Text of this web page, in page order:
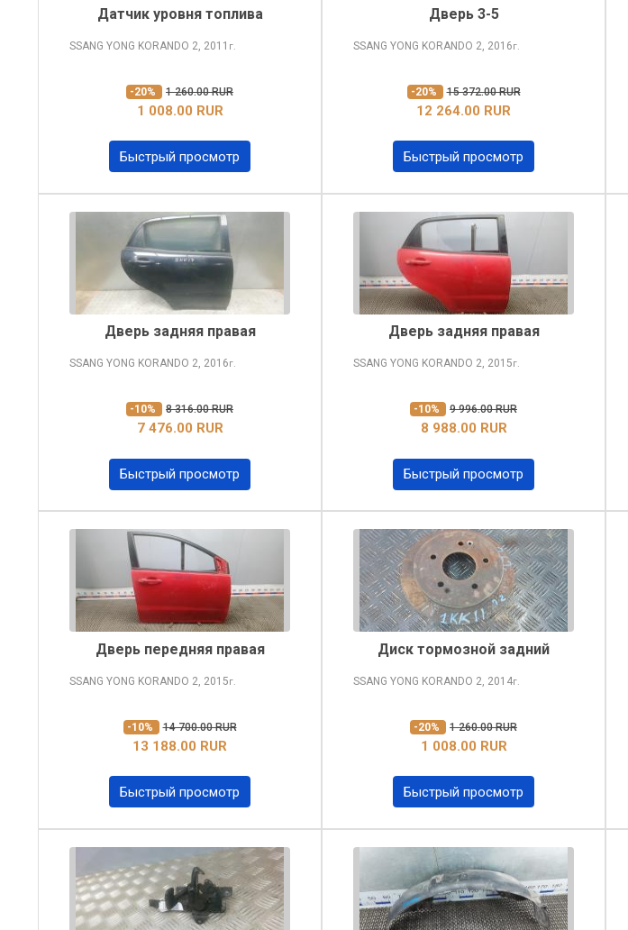
Датчик уровня топлива
SSANG YONG KORANDO 2, 2011 г.
-20% 1 260.00 RUR
1 008.00 RUR
Быстрый просмотр
Дверь 3-5
SSANG YONG KORANDO 2, 2016г.
-20% 15 372.00 RUR
12 264.00 RUR
Быстрый просмотр
Дверь задняя правая
SSANG YONG KORANDO 2, 2016г.
-10% 8 316.00 RUR
7 476.00 RUR
Быстрый просмотр
Дверь задняя правая
SSANG YONG KORANDO 2, 2015г.
-10% 9 996.00 RUR
8 988.00 RUR
Быстрый просмотр
Дверь передняя правая
SSANG YONG KORANDO 2, 2015г.
-10% 14 700.00 RUR
13 188.00 RUR
Быстрый просмотр
Диск тормозной задний
SSANG YONG KORANDO 2, 2014г.
-20% 1 260.00 RUR
1 008.00 RUR
Быстрый просмотр